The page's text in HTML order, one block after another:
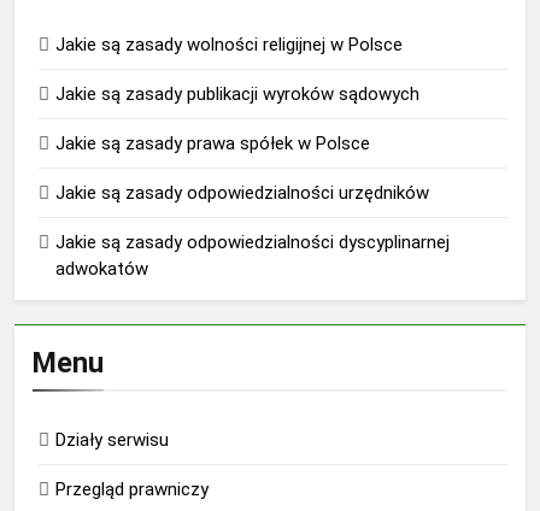
Jakie są zasady wolności religijnej w Polsce
Jakie są zasady publikacji wyroków sądowych
Jakie są zasady prawa spółek w Polsce
Jakie są zasady odpowiedzialności urzędników
Jakie są zasady odpowiedzialności dyscyplinarnej
adwokatów
Menu
Działy serwisu
Przegląd prawniczy